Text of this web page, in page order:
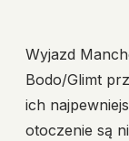
Wyjazd
Bodo/Glimt
ich
otoczenie są